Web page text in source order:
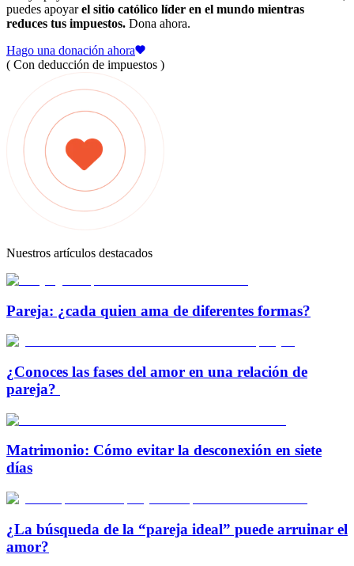
puedes apoyarel sitio católico líder en el mundo mientras
reduces tus impuestos. Dona ahora.
Hago una donación ahora
( Con deducción de impuestos )
Nuestros artículos destacados
Pareja: ¿cada quien ama de diferentes formas?
¿Conoces las fases del amor en una relación de
pareja?
Matrimonio: Cómo evitar la desconexión en siete
días
¿La búsqueda de la “pareja ideal” puede arruinar el
amor?